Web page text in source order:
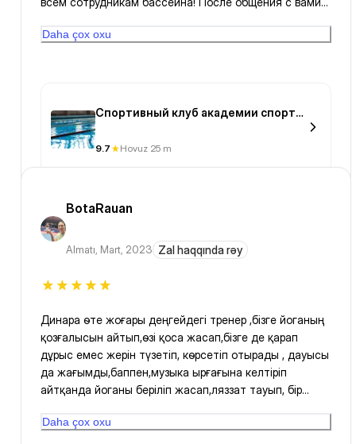
Daha çox oxu
Спортивный клуб академии спорта
9.7 Hovuz 25 m
BotaRauan
Almatı, Mart, 2023 Zal haqqında rəy
Динара өте жоғары деңгейдегі тренер ,бізге йоганың
қозғалысын айтып,өзі қоса жасап,бізге де қарап
дұрыс емес жерін түзетіп, көрсетіп отырады , дауысы
да жағымды,баппен,музыка ырғағына келтіріп
айтқанда йоганы беріліп жасап,ляззат тауып, бір
Динара! Мен сіздің йогаңызға жиі барып тұрамын.
Daha çox oxu